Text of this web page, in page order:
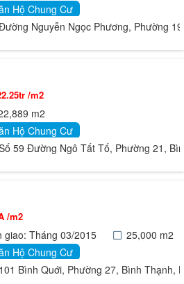
Hộ Chung Cư
Nguyễn Ngọc Phương, Phường
/m2
m2
Hộ Chung Cư
59 Đường Ngô Tất Tố, Phường 21,
/m2
giao: Tháng 03/2015
25,000 m2
Hộ Chung Cư
101 Bình Quới, Phường 27, Bình Thạnh,